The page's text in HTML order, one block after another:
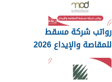
رواتب شركة مسقط
للمقاصة والإيداع 2026